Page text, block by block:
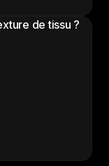
de tissu ?